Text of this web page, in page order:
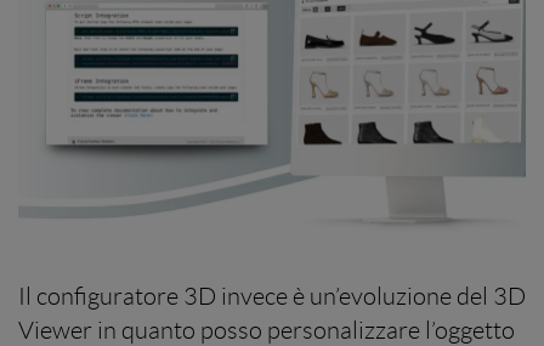
Il configuratore 3D invece è un’evoluzione del 3D
Viewer in quanto posso personalizzare l’oggetto